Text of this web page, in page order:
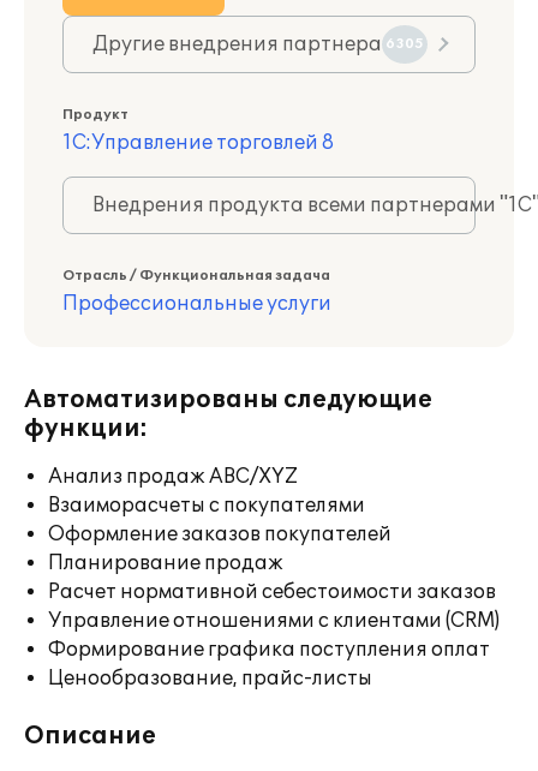
Другие внедрения партнера 6305
Продукт
1С:Управление торговлей 8
Внедрения продукта всеми партнерами
Отрасль / Функциональная задача
Профессиональные услуги
Автоматизированы следующие
функции:
Анализ продаж ABC/XYZ
Взаиморасчеты с покупателями
Оформление заказов покупателей
Планирование продаж
Расчет нормативной себестоимости заказов
Управление отношениями с клиентами (CRM)
Формирование графика поступления оплат
Ценообразование, прайс-листы
Описание